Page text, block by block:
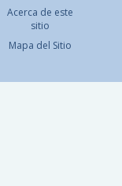
Acerca de este
sitio
Mapa del Sitio